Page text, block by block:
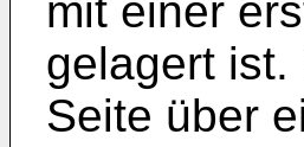
mit einer
gelagert ist.
Seite über